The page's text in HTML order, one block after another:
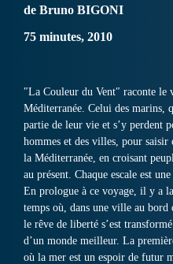
de Bruno BIGONI
75 minutes, 2010
″La Couleur du Vent″ raconte le
Méditerranée. Celui des marins,
partie de leur vie et s’y perdent
hommes et des villes, pour
la Méditerranée, en croisant
au présent. Chaque escale est
En prologue à ce voyage, il y a
temps où, dans une ville au bord
le rêve de liberté s’est
d’un monde meilleur. La
où la mer est un espoir de futur